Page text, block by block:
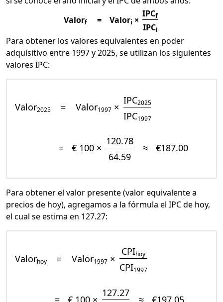
Valorf = Valori ×
IPCf
IPCi
Para obtener los valores equivalentes en poder
adquisitivo entre 1997 y 2025, se utilizan los siguientes
valores IPC:
Valor2025 = Valor1997 ×
IPC2025
IPC1997
= € 100 ×
120.78
64.59
≈ €187.00
Para obtener el valor presente (valor equivalente a
precios de hoy), agregamos a la fórmula el IPC de hoy,
el cual se estima en 127.27:
Valorhoy = Valor1997 ×
CPIhoy
CPI1997
= € 100 ×
127.27
≈ €197.05